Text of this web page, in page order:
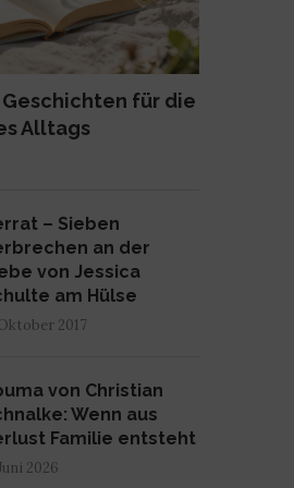
für die
Alltags
– Sieben
an der
von Jessica
am Hülse
2017
von Christian
Wenn aus
Familie entsteht
2026